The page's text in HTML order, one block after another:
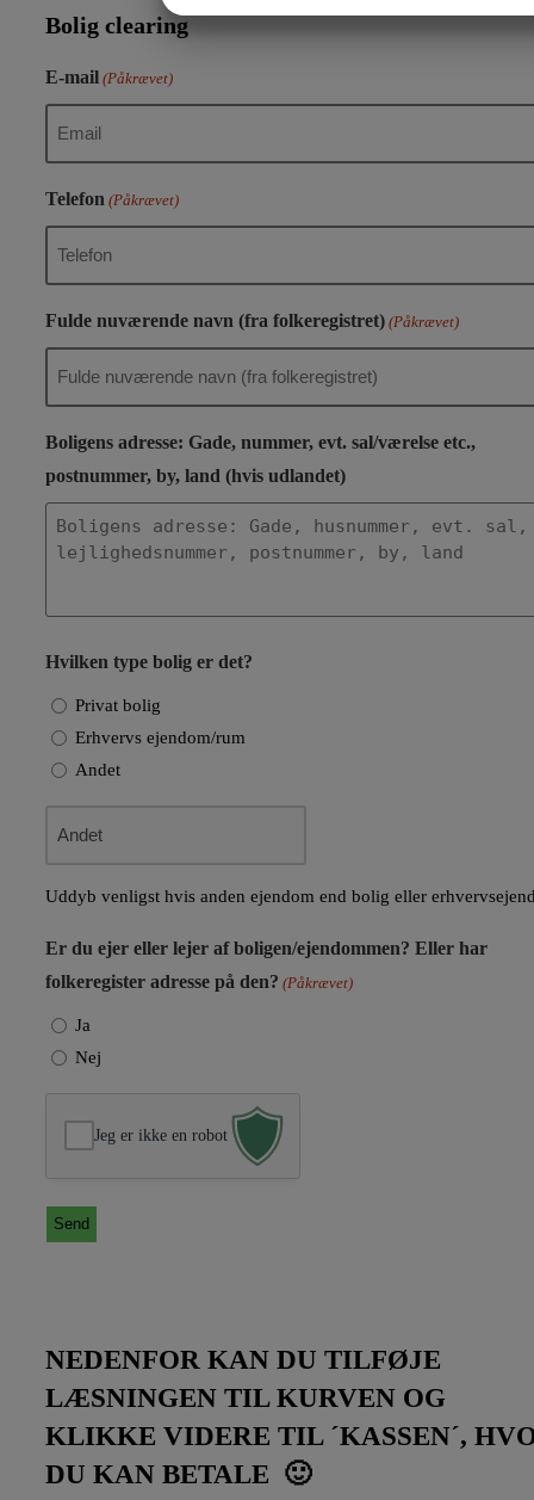
Bolig clearing
E-mail (Påkrævet)
Telefon (Påkrævet)
Fulde nuværende navn (fra folkeregistret) (Påkrævet)
Boligens adresse: Gade, nummer, evt. sal/værelse etc.,
postnummer, by, land (hvis udlandet)
Hvilken type bolig er det?
Privat bolig
Erhvervs ejendom/rum
Andet
Uddyb venligst hvis anden ejendom end bolig eller
Er du ejer eller lejer af boligen/ejendommen? Eller har
folkeregister adresse på den? (Påkrævet)
Ja
Nej
Jeg er ikke en robot
NEDENFOR KAN DU TILFØJE
LÆSNINGEN TIL KURVEN OG
KLIKKE VIDERE TIL ´KASSEN´,
DU KAN BETALE 🙂